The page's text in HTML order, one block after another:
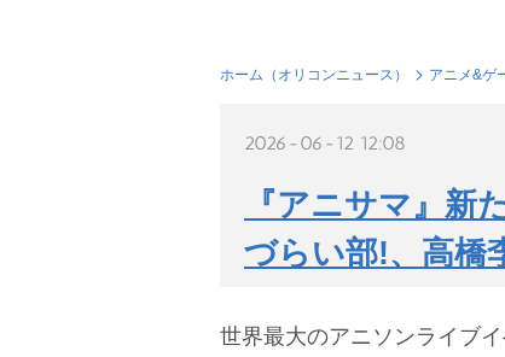
ホーム（オリコンニュース） アニメ&ゲ
2026-06-12 12:08
『アニサマ』新
づらい部!、高橋
世界最大のアニソンライブ